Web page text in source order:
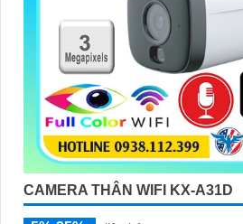
CAMERA THÂN WIFI KX-A31D